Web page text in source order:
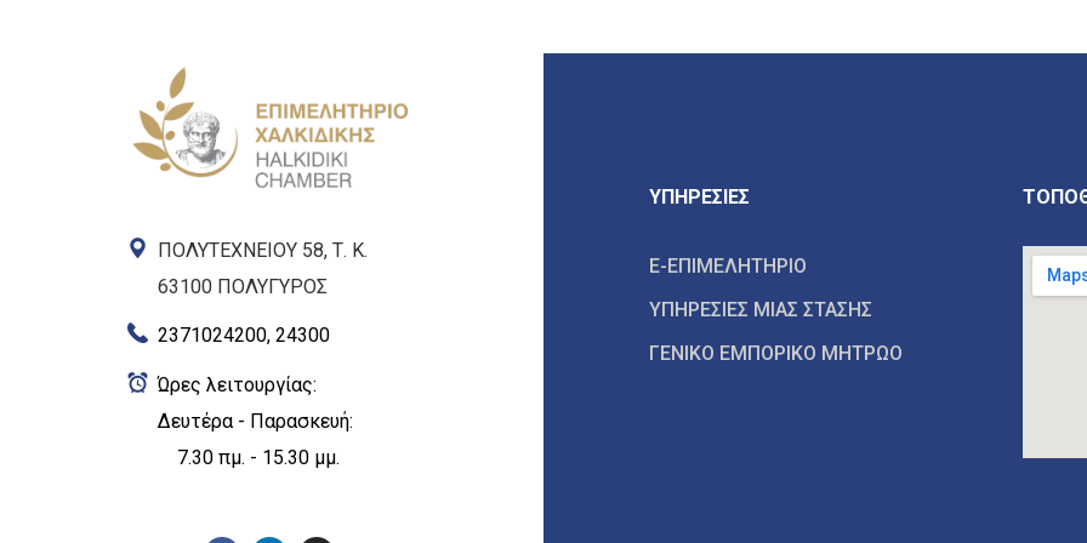
ΠΟΛΥΤΕΧΝΕΙΟΥ 58, Τ. Κ.
63100 ΠΟΛΥΓΥΡΟΣ
2371024200, 24300
Ώρες λειτουργίας:
Δευτέρα - Παρασκευή:
7.30 πμ. - 15.30 μμ.
ΥΠΗΡΕΣΙΕΣ
E-ΕΠΙΜΕΛΗΤΗΡΙΟ
ΥΠΗΡΕΣΙΕΣ ΜΙΑΣ ΣΤΑΣΗΣ
ΓΕΝΙΚΟ ΕΜΠΟΡΙΚΟ ΜΗΤΡΩΟ